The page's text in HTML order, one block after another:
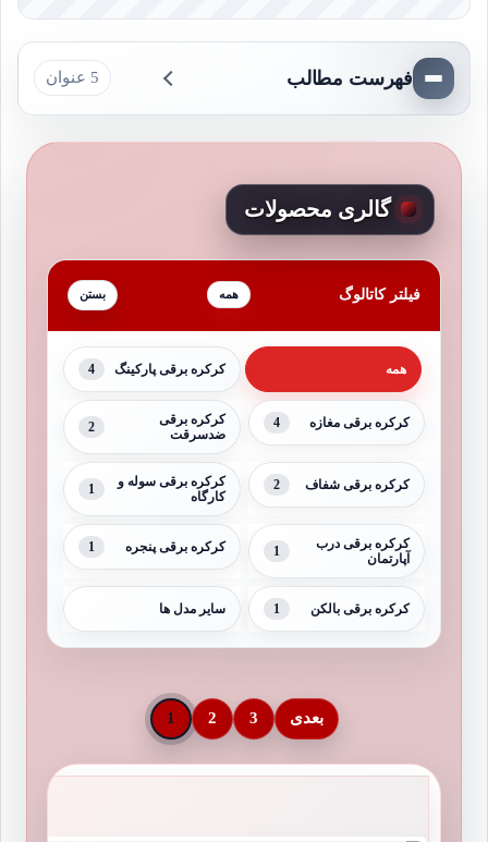
فهرست مطالب 5 عنوان
گالری محصولات
فیلتر کاتالوگ همه
همه کرکره برقی پارکینگ 4
کرکره برقی مغازه 4
کرکره برقی
ضدسرقت
2
کرکره برقی شفاف 2
کرکره برقی سوله و
کارگاه
1
کرکره برقی درب
آپارتمان
1 کرکره برقی پنجره 1
کرکره برقی بالکن 1 سایر مدل ها
1 2 3 بعدی